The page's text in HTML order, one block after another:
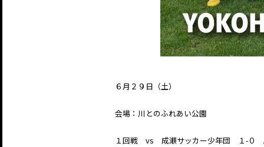
６月２９日（土）
会場：川とのふれあい公園
１回戦 vs 成瀬サッカー少年団 １-０